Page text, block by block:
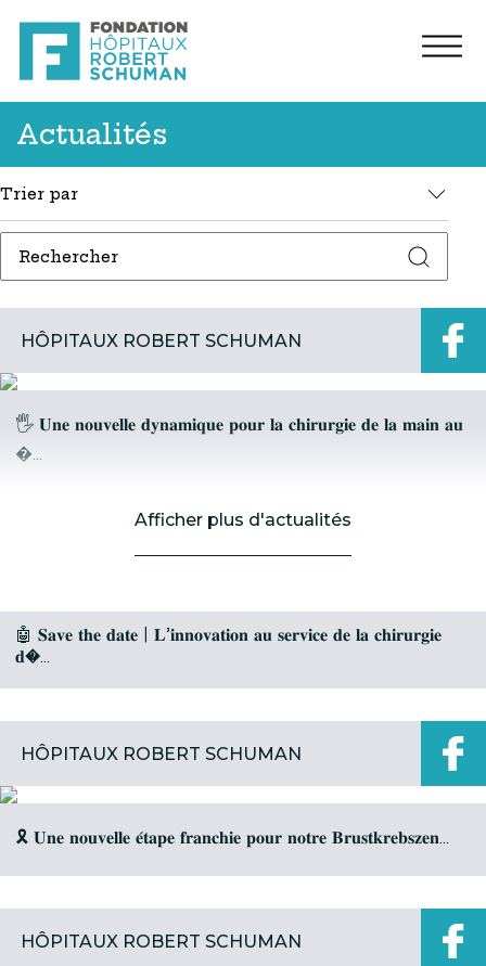
Actualités
Trier par
HÔPITAUX ROBERT SCHUMAN
🖐️ 𝐔𝐧𝐞 𝐧𝐨𝐮𝐯𝐞𝐥𝐥𝐞 𝐝𝐲𝐧𝐚𝐦𝐢𝐪𝐮𝐞 𝐩𝐨𝐮𝐫 𝐥𝐚 𝐜𝐡𝐢𝐫𝐮𝐫𝐠𝐢𝐞 𝐝𝐞 𝐥𝐚 𝐦𝐚𝐢𝐧 𝐚𝐮
�...
🤖 𝐒𝐚𝐯𝐞 𝐭𝐡𝐞 𝐝𝐚𝐭𝐞 | 𝐋’𝐢𝐧𝐧𝐨𝐯𝐚𝐭𝐢𝐨𝐧 𝐚𝐮 𝐬𝐞𝐫𝐯𝐢𝐜𝐞 𝐝𝐞 𝐥𝐚 𝐜𝐡𝐢𝐫𝐮𝐫𝐠𝐢𝐞
𝐝�...
HÔPITAUX ROBERT SCHUMAN
🎗️ 𝐔𝐧𝐞 𝐧𝐨𝐮𝐯𝐞𝐥𝐥𝐞 𝐞́𝐭𝐚𝐩𝐞 𝐟𝐫𝐚𝐧𝐜𝐡𝐢𝐞 𝐩𝐨𝐮𝐫 𝐧𝐨𝐭𝐫𝐞 𝐁𝐫𝐮𝐬𝐭𝐤𝐫𝐞𝐛𝐬𝐳𝐞𝐧...
HÔPITAUX ROBERT SCHUMAN
Afficher plus d'actualités